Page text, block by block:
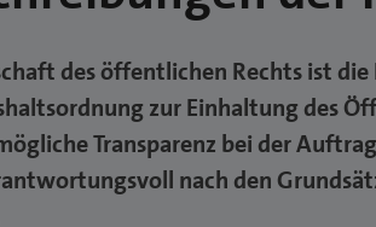
des öffentlichen Rechts ist
zur Einhaltung des
Transparenz bei der
nach den